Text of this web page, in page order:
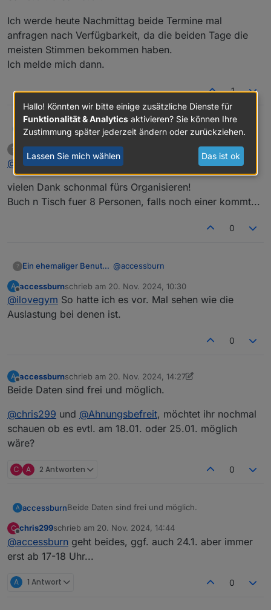
Ich werde heute Nachmittag beide Termine mal
anfragen nach Verfügbarkeit, da die beiden Tage die
meisten Stimmen bekommen haben.
Ich melde mich dann.
1
accessburn
Ich werde heute Nachmittag beide Termine mal
anfragen nach Verfügbarkeit, da die beiden Tage
?
Offline
Ein ehemaliger Benutzerschrieb am 20. Nov. 2024, 10:18
zuletzt editiert von
@
accessburn
vielen Dank schonmal fürs Organisieren!
Buch n Tisch fuer 8 Personen, falls noch einer kommt...
0
? Ein ehemaliger Benutzer @accessburn
vielen Dank schonmal fürs
Organisieren!
Buch n Tisch fuer 8 Personen, falls
A
Offline
accessburnschrieb am 20. Nov. 2024, 10:30
zuletzt editiert von
@ilovegym So hatte ich es vor. Mal sehen wie die
Auslastung bei denen ist.
0
A
Offline
accessburnschrieb am 20. Nov. 2024, 14:27
zuletzt editiert von accessburn
Beide Daten sind frei und möglich.
@chris299 und @Ahnungsbefreit, möchtet ihr nochmal
schauen ob es evtl. am 18.01. oder 25.01. möglich
wäre?
C A 2 Antworten 0
A accessburnBeide Daten sind frei und möglich.
@chris299und@Ahnungsbefreit
nochmal schauen ob es evtl. am 18.01. oder 25.01.
möglich wäre?
C chris299schrieb am 20. Nov. 2024, 14:44
zuletzt editiert von
@accessburn geht beides, ggf. auch 24.1. aber immer
erst ab 17-18 Uhr...
A 1 Antwort 0
Hallo! Könnten wir bitte einige zusätzliche Dienste für
Funktionalität & Analytics aktivieren? Sie können Ihre
Zustimmung später jederzeit ändern oder zurückziehen.
Lassen Sie mich wählen Das ist ok